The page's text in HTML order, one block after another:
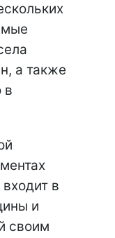
а также
в
в
и
своим